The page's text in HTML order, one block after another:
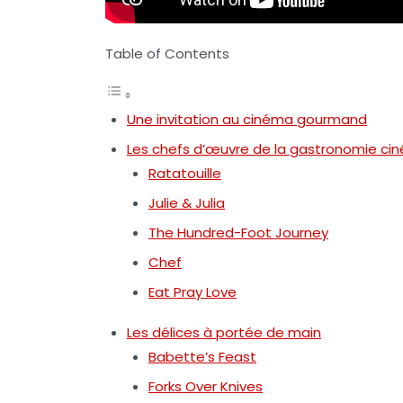
Table of Contents
Une invitation au cinéma gourmand
Les chefs d’œuvre de la gastronomie
Ratatouille
Julie & Julia
The Hundred-Foot Journey
Chef
Eat Pray Love
Les délices à portée de main
Babette’s Feast
Forks Over Knives